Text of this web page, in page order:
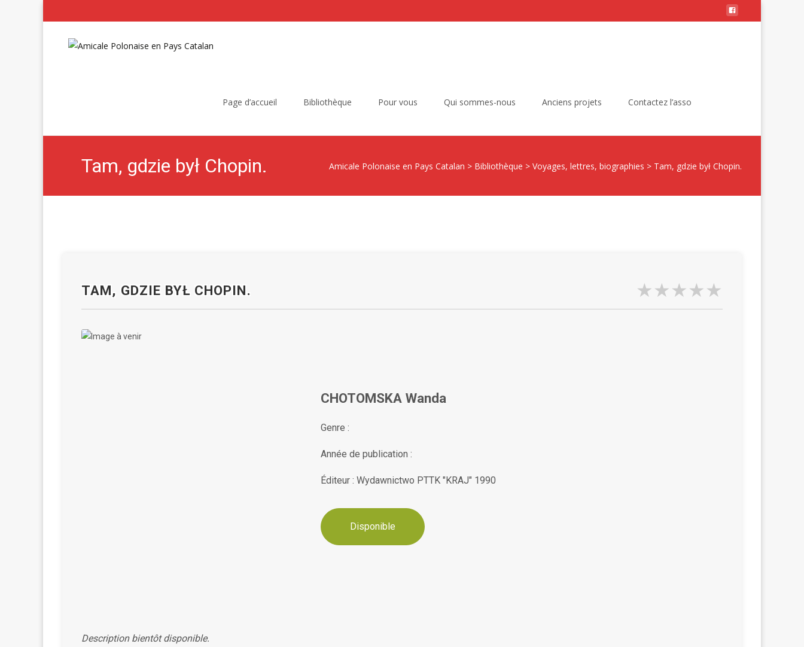
Page d’accueil Bibliothèque Pour vous Qui sommes-nous Anciens projets Contactez l’asso
Tam, gdzie był Chopin. Amicale Polonaise en Pays Catalan > Bibliothèque > Voyages, lettres, biographies > Tam, gdzie był Chopin.
TAM, GDZIE BYŁ CHOPIN.
CHOTOMSKA Wanda
Genre :
Année de publication :
Éditeur : Wydawnictwo PTTK "KRAJ" 1990
Disponible
Description bientôt disponible.